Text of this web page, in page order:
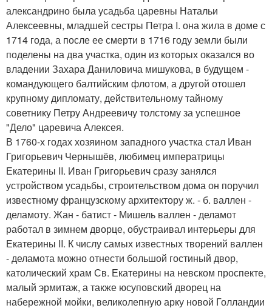
александрино была усадьба царевны Натальи
Алексеевны, младшей сестры Петра I. она жила в доме с
1714 года, а после ее смерти в 1716 году земли были
поделены на два участка, один из которых оказался во
владении Захара Даниловича мишукова, в будущем -
командующего балтийским флотом, а другой отошел
крупному дипломату, действительному тайному
советнику Петру Андреевичу толстому за успешное
"Дело" царевича Алексея.
В 1760-х годах хозяином западного участка стал Иван
Григорьевич Чернышёв, любимец императрицы
Екатерины II. Иван Григорьевич сразу занялся
устройством усадьбы, строительством дома он поручил
известному французскому архитектору ж. - б. валлен -
деламоту. Жан - батист - Мишель валлен - деламот
работал в зимнем дворце, обустраивал интерьеры для
Екатерины II. К числу самых известных творений валлен
- деламота можно отнести большой гостиный двор,
католический храм Св. Екатерины на невском проспекте,
малый эрмитаж, а также юсуповский дворец на
набережной мойки, великолепную арку новой Голландии